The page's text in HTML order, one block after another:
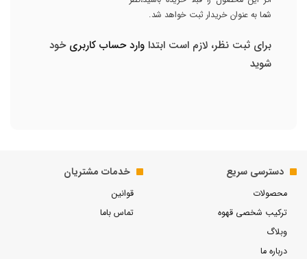
شما به عنوان خریدار ثبت خواهد شد.
برای ثبت نظر، لازم است ابتدا وارد حساب کاربریخود
شوید
دسترسی سریع
محصولات
ترکیب شخصی قهوه
وبلاگ
درباره ما
خدمات مشتریان
قوانین
تماس باما